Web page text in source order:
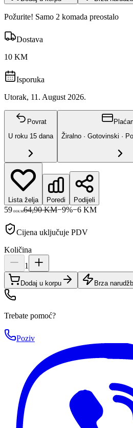
Požurite! Samo 2 komada preostalo
Dostava
10 KM
Isporuka
Utorak, 11. August 2026.
Povrat
U roku 15 dana
Žiralno · Gotovinski ·
Lista želja Poredi Podijeli
59 00KM64,90 KM−9%−6KM
Cijena uključuje PDV
Količina
1
Dodaj u korpu Brza
Trebate pomoć?
Poziv